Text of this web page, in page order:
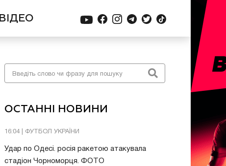
ВІДЕО
ОСТАННІ НОВИНИ
16:04 | ФУТБОЛ УКРАЇНИ
Удар по Одесі. росія ракетою атакувала
стадіон Чорноморця. ФОТО